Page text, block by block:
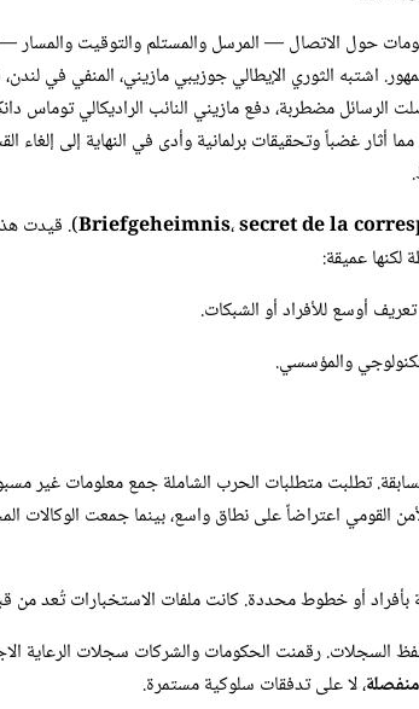
حول الاتصال — المرسل والمستلم والتوقيت والمسار
البريطاني عام 1844 هذا الأمر أمام الجمهور. اشتبه الثوري الإيطالي
مضطربة، دفع مازيني النائب الراديكالي توماس
غضباً وتحقيقات برلمانية وأدى في النهاية إلى
Briefgeheimnis،secret de la
). قيدت
لكنها عميقة:
أوسع للأفراد أو الشبكات.
والمؤسسي.
تطلبت متطلبات الحرب الشاملة جمع معلومات غير
اعتراضاً على نطاق واسع، بينما جمعت الوكالات
بأفراد أو خطوط محددة. كانت ملفات الاستخبارات تُعد من
رقمنت الحكومات والشركات سجلات الرعاية
، لا على تدفقات سلوكية مستمرة.